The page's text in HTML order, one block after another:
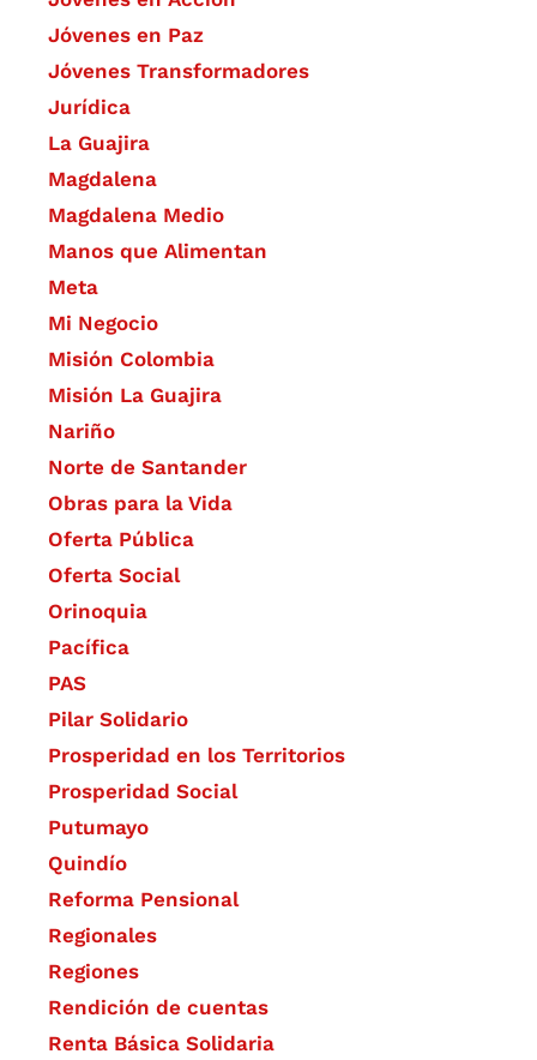
Jóvenes en Paz
Jóvenes Transformadores
Jurídica
La Guajira
Magdalena
Magdalena Medio
Manos que Alimentan
Meta
Mi Negocio
Misión Colombia
Misión La Guajira
Nariño
Norte de Santander
Obras para la Vida
Oferta Pública
Oferta Social​​
Orinoquia
Pacífica
PAS
Pilar Solidario
Prosperidad en los Territorios
Prosperidad Social
Putumayo
Quindío
Reforma Pensional
Regionales
Regiones
Rendición de cuentas
Renta Básica Solidaria